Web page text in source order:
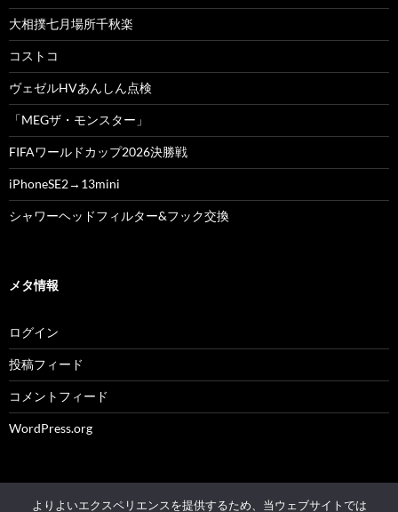
大相撲七月場所千秋楽
コストコ
ヴェゼルHVあんしん点検
「MEGザ・モンスター」
FIFAワールドカップ2026決勝戦
iPhoneSE2→13mini
シャワーヘッドフィルター&フック交換
メタ情報
ログイン
投稿フィード
コメントフィード
WordPress.org
よりよいエクスペリエンスを提供するため、当ウェブサイトでは